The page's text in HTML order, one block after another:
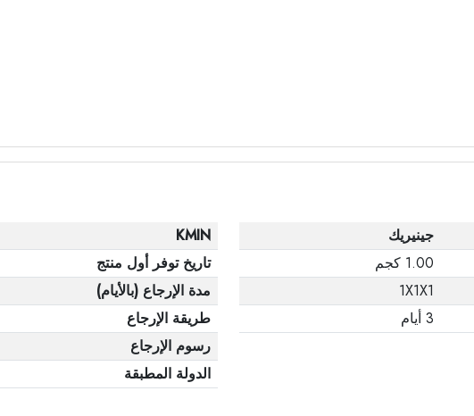
جينيريك
1.00 كجم
1X1X1
3 أيام
KMIN
تاريخ توفر أول منتج
مدة الإرجاع (بالأيام)
طريقة الإرجاع
رسوم الإرجاع
الدولة المطبقة